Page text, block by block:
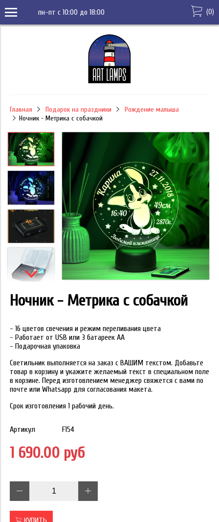
пн-пт с 10:00 до 18:00 (0)
Главная Подарок на праздники
Рождение малыша
Ночник - Метрика с собачкой
Ночник - Метрика с собачкой
- 16 цветов свечения и режим переливания цвета
- Работает от USB или 3 батареек АА
- Подарочная упаковка
Светильник выполняется на заказ с ВАШИМ текстом. Добавьте
товар в корзину и укажите желаемый текст в специальном поле
в корзине. Перед изготовлением менеджер свяжется с вами по
почте или Whatsapp для согласования макета.
Срок изготовления 1 рабочий день.
Артикул F154
1 690.00 руб